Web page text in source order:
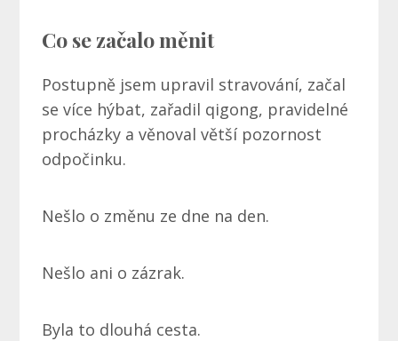
Co se začalo měnit
Postupně jsem upravil stravování, začal
se více hýbat, zařadil qigong, pravidelné
procházky a věnoval větší pozornost
odpočinku.
Nešlo o změnu ze dne na den.
Nešlo ani o zázrak.
Byla to dlouhá cesta.